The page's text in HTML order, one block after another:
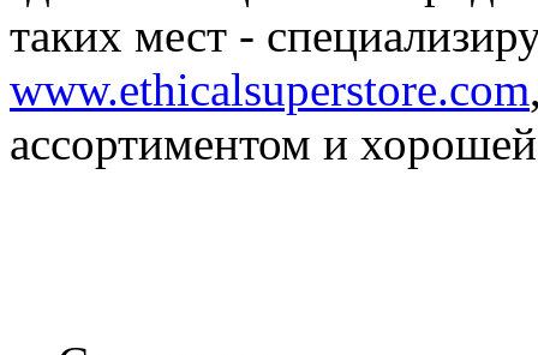
таких мест -
www.ethicalsuperstore.com
ассортиментом и